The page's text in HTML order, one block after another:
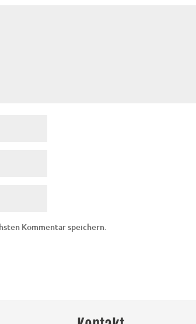
Kommentar speichern.